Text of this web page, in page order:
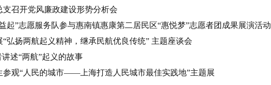
支召开党风廉政建设形势分析会
起”志愿服务队参与惠南镇惠康第二居民区“惠悦梦”志愿者团成果展演活动
弘扬两航起义精神，继承民航优良传统” 主题座谈会
述“两航”起义的故事
参观“人民的城市——上海打造人民城市最佳实践地”主题展